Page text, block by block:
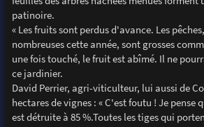
patinoire.
« Les fruits sont perdus d'avance. Les
nombreuses cette année, sont grosses
une fois touché, le fruit est abîmé. Il ne
ce jardinier.
David Perrier, agri-viticulteur, lui aussi de
hectares de vignes : « C'est foutu ! Je pense
est détruite à 85 %.Toutes les tiges qui